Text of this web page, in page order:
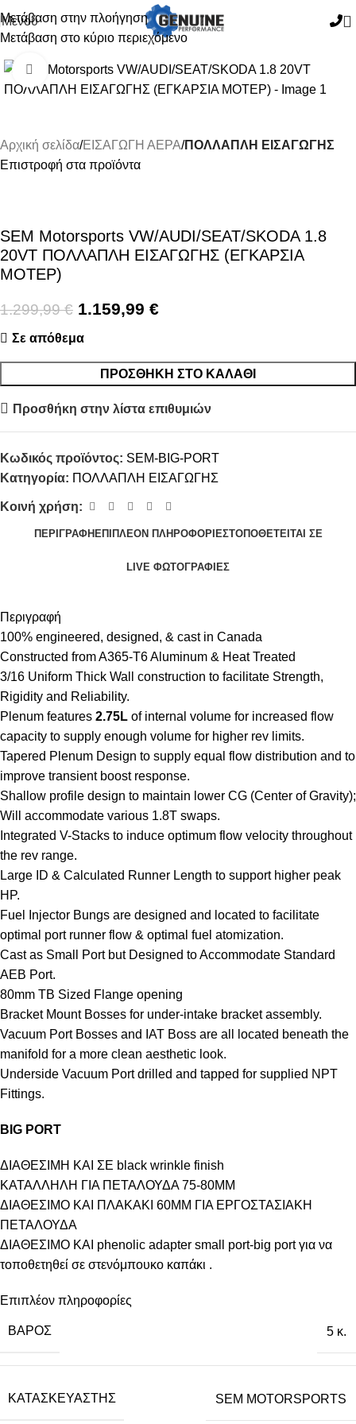
Μετάβαση στην πλοήγηση
Μετάβαση στο κύριο περιεχόμενο
Μενού
Κάντε κλικ για μεγέθυνση
Αρχική σελίδα ΕΙΣΑΓΩΓΗ ΑΕΡΑ ΠΟΛΛΑΠΛΗ ΕΙΣΑΓΩΓΗΣ
Επιστροφή στα προϊόντα
SEM Motorsports VW/AUDI/SEAT/SKODA 1.8
20VT ΠΟΛΛΑΠΛΗ ΕΙΣΑΓΩΓΗΣ (ΕΓΚΑΡΣΙΑ
ΜΟΤΕΡ)
1.299,99€ 1.159,99 €
Σε απόθεμα
ΠΡΟΣΘΉΚΗ ΣΤΟ ΚΑΛΆΘΙ
Προσθήκη στην λίστα επιθυμιών
Κωδικός προϊόντος: SEM-BIG-PORT
Κατηγορία: ΠΟΛΛΑΠΛΗ ΕΙΣΑΓΩΓΗΣ
Κοινή χρήση:
ΠΕΡΙΓΡΑΦΉ ΕΠΙΠΛΈΟΝ ΠΛΗΡΟΦΟΡΊΕΣΤΟΠΟΘΕΤΕΊΤΑΙ ΣΕ
LIVE ΦΩΤΟΓΡΑΦΊΕΣ
Περιγραφή
100% engineered, designed, & cast in Canada
Constructed from A365-T6 Aluminum & Heat Treated
3/16 Uniform Thick Wall construction to facilitate Strength,
Rigidity and Reliability.
Plenum features 2.75L of internal volume for increased flow
capacity to supply enough volume for higher rev limits.
Tapered Plenum Design to supply equal flow distribution and to
improve transient boost response.
Shallow profile design to maintain lower CG (Center of Gravity);
Will accommodate various 1.8T swaps.
Integrated V-Stacks to induce optimum flow velocity throughout
the rev range.
Large ID & Calculated Runner Length to support higher peak
HP.
Fuel Injector Bungs are designed and located to facilitate
optimal port runner flow & optimal fuel atomization.
Cast as Small Port but Designed to Accommodate Standard
AEB Port.
80mm TB Sized Flange opening
Bracket Mount Bosses for under-intake bracket assembly.
Vacuum Port Bosses and IAT Boss are all located beneath the
manifold for a more clean aesthetic look.
Underside Vacuum Port drilled and tapped for supplied NPT
Fittings.
BIG PORT
ΔΙΑΘΕΣΙΜΗ ΚΑΙ ΣΕ black wrinkle finish
ΚΑΤΑΛΛΗΛΗ ΓΙΑ ΠΕΤΑΛΟΥΔΑ 75-80ΜΜ
ΔΙΑΘΕΣΙΜΟ ΚΑΙ ΠΛΑΚΑΚΙ 60ΜΜ ΓΙΑ ΕΡΓΟΣΤΑΣΙΑΚΗ
ΠΕΤΑΛΟΥΔΑ
ΔΙΑΘΕΣΙΜΟ ΚΑΙ phenolic adapter small port-big port για να
τοποθετηθεί σε στενόμπουκο καπάκι .
Επιπλέον πληροφορίες
ΒΆΡΟΣ 5 κ.
ΚΑΤΑΣΚΕΥΑΣΤΉΣ SEM MOTORSPORTS